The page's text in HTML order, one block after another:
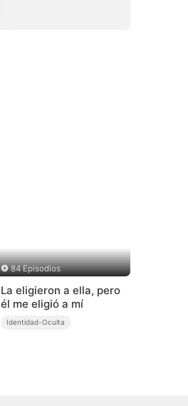
84 Episodios
La eligieron a ella, pero
él me eligió a mí
Identidad-Oculta